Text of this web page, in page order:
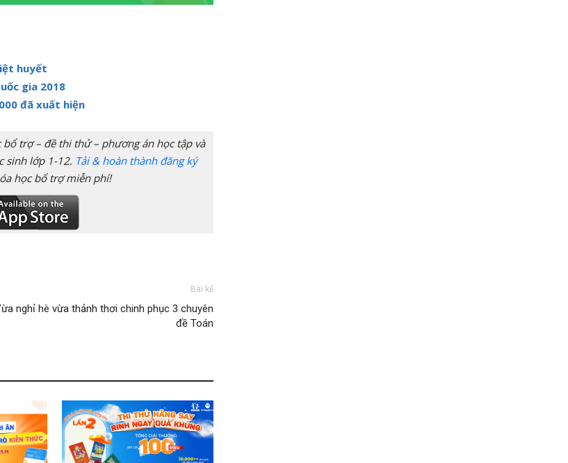
huyết
gia 2018
đã xuất hiện
trợ – đề thi thử – phương án học tập và
sinh lớp 1-12. Tải & hoàn thành đăng ký
học bổ trợ miễn phí!
Bài kế
nghỉ hè vừa thảnh thơi chinh phục 3 chuyên
đề Toán